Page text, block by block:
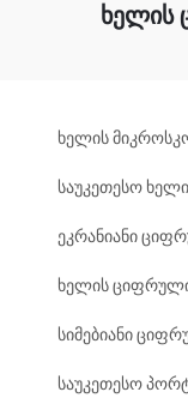
ხელის
ხელის
საუკეთესო
ეკრანიანი
ხელის
სიმებიანი
საუკეთესო